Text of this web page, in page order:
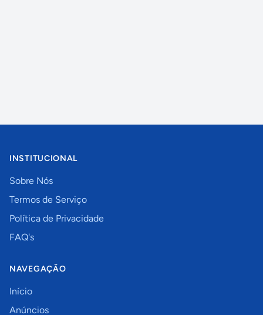
INSTITUCIONAL
Sobre Nós
Termos de Serviço
Política de Privacidade
FAQ's
NAVEGAÇÃO
Início
Anúncios